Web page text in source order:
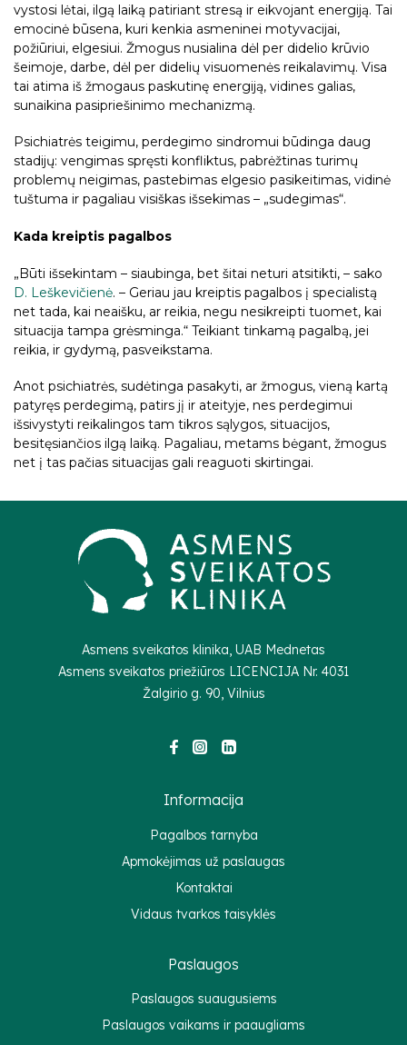
vystosi lėtai, ilgą laiką patiriant stresą ir eikvojant energiją. Tai
emocinė būsena, kuri kenkia asmeninei motyvacijai,
požiūriui, elgesiui. Žmogus nusialina dėl per didelio krūvio
šeimoje, darbe, dėl per didelių visuomenės reikalavimų. Visa
tai atima iš žmogaus paskutinę energiją, vidines galias,
sunaikina pasipriešinimo mechanizmą.
Psichiatrės teigimu, perdegimo sindromui būdinga daug
stadijų: vengimas spręsti konfliktus, pabrėžtinas turimų
problemų neigimas, pastebimas elgesio pasikeitimas, vidinė
tuštuma ir pagaliau visiškas išsekimas – „sudegimas“.
Kada kreiptis pagalbos
„Būti išsekintam – siaubinga, bet šitai neturi atsitikti, – sako
D. Leškevičienė. – Geriau jau kreiptis pagalbos į specialistą
net tada, kai neaišku, ar reikia, negu nesikreipti tuomet, kai
situacija tampa grėsminga.“ Teikiant tinkamą pagalbą, jei
reikia, ir gydymą, pasveikstama.
Anot psichiatrės, sudėtinga pasakyti, ar žmogus, vieną kartą
patyręs perdegimą, patirs jį ir ateityje, nes perdegimui
išsivystyti reikalingos tam tikros sąlygos, situacijos,
besitęsiančios ilgą laiką. Pagaliau, metams bėgant, žmogus
net į tas pačias situacijas gali reaguoti skirtingai.
Asmens sveikatos klinika, UAB Mednetas
Asmens sveikatos priežiūros LICENCIJA Nr. 4031
Žalgirio g. 90, Vilnius
Informacija
Pagalbos tarnyba
Apmokėjimas už paslaugas
Kontaktai
Vidaus tvarkos taisyklės
Paslaugos
Paslaugos suaugusiems
Paslaugos vaikams ir paaugliams